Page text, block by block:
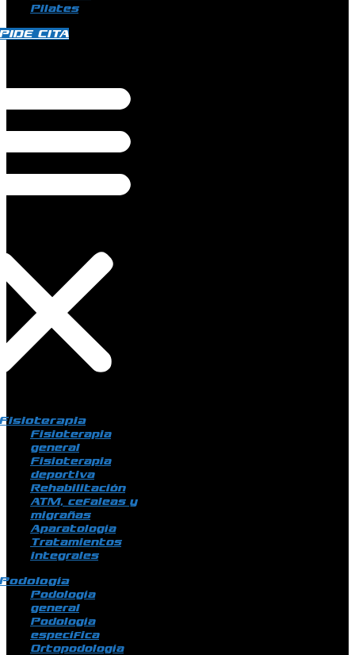
Pilates
CITA
Fisioterapia
general
Fisioterapia
deportiva
Rehabilitación
ATM, cefaleas y
migrañas
Aparatología
Tratamientos
integrales
Podología
general
Podología
específica
Ortopodología